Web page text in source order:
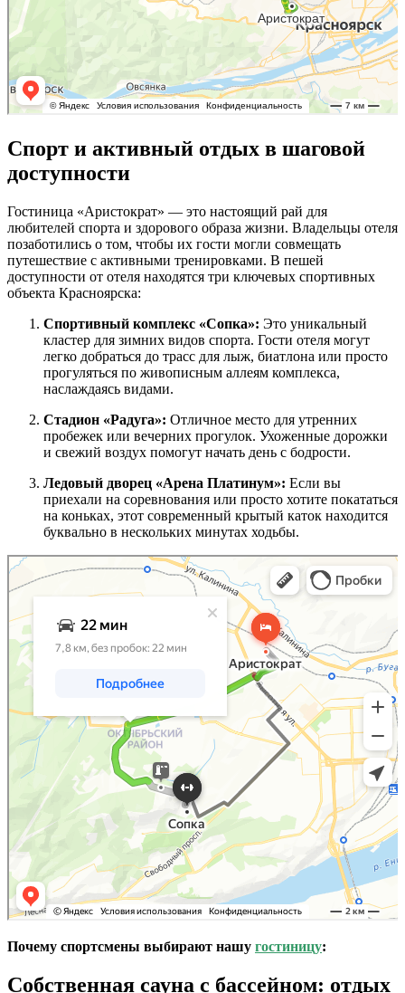
Спорт и активный отдых в шаговой
доступности
Гостиница «Аристократ» — это настоящий рай для
любителей спорта и здорового образа жизни. Владельцы отеля
позаботились о том, чтобы их гости могли совмещать
путешествие с активными тренировками. В пешей
доступности от отеля находятся три ключевых спортивных
объекта Красноярска:
Спортивный комплекс «Сопка»: Это уникальный
кластер для зимних видов спорта. Гости отеля могут
легко добраться до трасс для лыж, биатлона или просто
прогуляться по живописным аллеям комплекса,
наслаждаясь видами.
Стадион «Радуга»: Отличное место для утренних
пробежек или вечерних прогулок. Ухоженные дорожки
и свежий воздух помогут начать день с бодрости.
Ледовый дворец «Арена Платинум»: Если вы
приехали на соревнования или просто хотите покататься
на коньках, этот современный крытый каток находится
буквально в нескольких минутах ходьбы.
Красноярск
Яндекс Карты
Почему спортсмены выбирают нашу гостиницу:
Собственная сауна с бассейном: отдых